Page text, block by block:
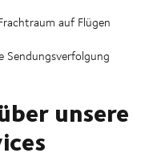
auf Flügen
Sendungsverfolgung
unsere